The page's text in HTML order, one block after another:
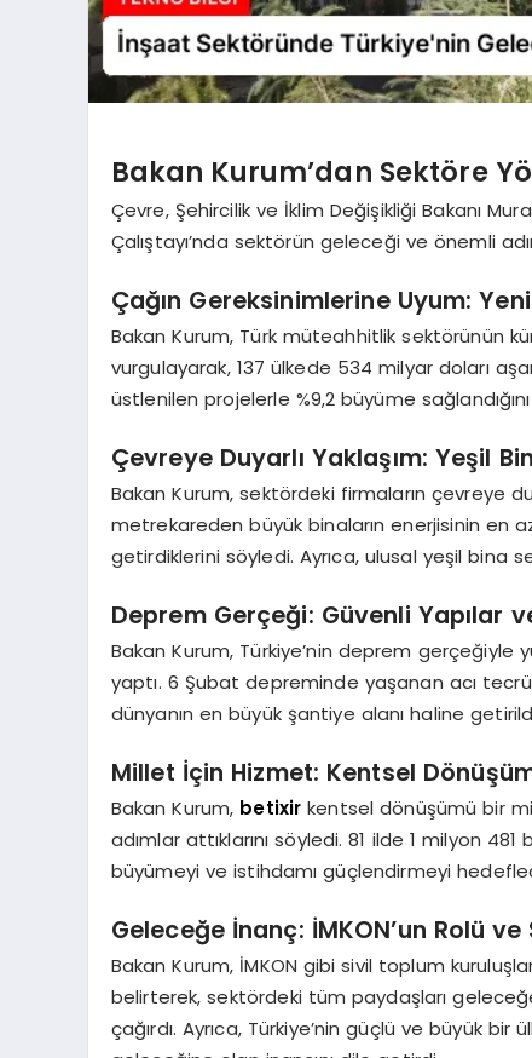
Bakan Kurum’dan Sektöre
Çevre, Şehircilik ve İklim Değişikliği Bakanı
Çalıştayı’nda sektörün geleceği ve önemli
Çağın Gereksinimlerine Uyum:
Bakan Kurum, Türk müteahhitlik sektörünün
vurgulayarak, 137 ülkede 534 milyar doları
üstlenilen projelerle %9,2 büyüme
Çevreye Duyarlı Yaklaşım: Yeşil
Bakan Kurum, sektördeki firmaların çevreye
metrekareden büyük binaların enerjisinin en
getirdiklerini söyledi. Ayrıca, ulusal yeşil bina
Deprem Gerçeği: Güvenli Yapılar
Bakan Kurum, Türkiye’nin deprem gerçeğiyle
yaptı. 6 Şubat depreminde yaşanan acı
dünyanın en büyük şantiye alanı haline
Millet İçin Hizmet: Kentsel
Bakan Kurum, betixir kentsel dönüşümü bir
adımlar attıklarını söyledi. 81 ilde 1 milyon
büyümeyi ve istihdamı güçlendirmeyi
Geleceğe İnanç: İMKON’un Rolü
Bakan Kurum, İMKON gibi sivil toplum
belirterek, sektördeki tüm paydaşları
çağırdı. Ayrıca, Türkiye’nin güçlü ve büyük